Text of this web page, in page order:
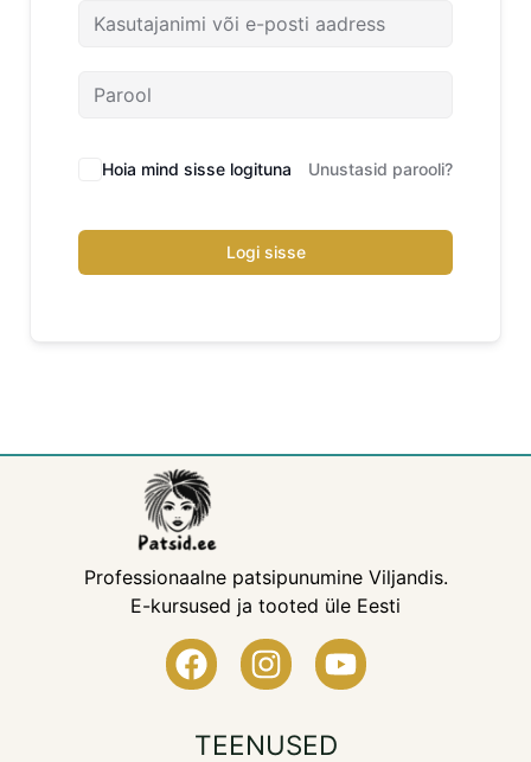
Hoia mind sisse logituna Unustasid parooli?
Logi sisse
Professionaalne patsipunumine Viljandis.
E-kursused ja tooted üle Eesti
TEENUSED